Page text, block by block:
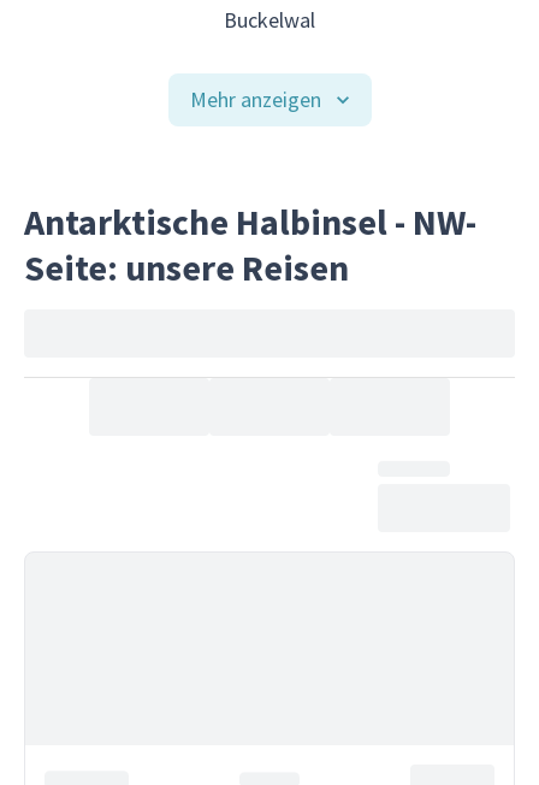
Buckelwal
Mehr anzeigen
Antarktische Halbinsel - NW-
Seite: unsere Reisen